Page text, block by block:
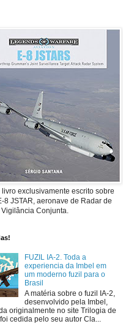
exclusivamente escrito sobre
8 JSTAR, aeronave de Radar de
Conjunta.
FUZIL IA-2. Toda a
experiencia da Imbel em
um moderno fuzil para o
Brasil
A matéria sobre o fuzil IA-2,
desenvolvido pela Imbel,
originalmente no site Trilogia de
cedida pelo seu autor Cla...